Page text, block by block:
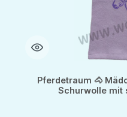
Pferdetraum 🐴
Schurwolle mit